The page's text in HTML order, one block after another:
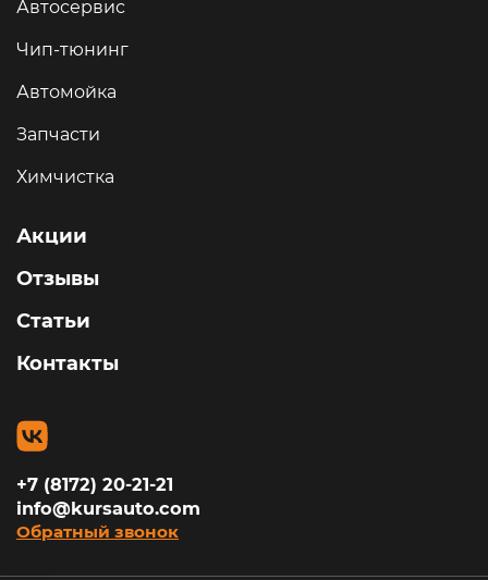
Автосервис
Чип-тюнинг
Автомойка
Запчасти
Химчистка
Акции
Отзывы
Статьи
Контакты
+7 (8172) 20-21-21
info@kursauto.com
Обратный звонок